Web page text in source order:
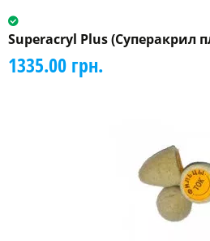
Superacryl Plus (Суперакрил
1335.00 грн.